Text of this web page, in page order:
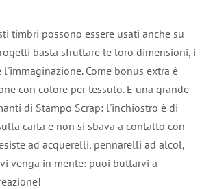
timbri possono essere usati anche su
basta sfruttare le loro dimensioni, i
Come bonus extra è
con colore per tessuto. E una grande
di Stampo Scrap: l'inchiostro è di
carta e non si sbava a contatto con
ad acquerelli, pennarelli ad alcol,
venga in mente: puoi buttarvi a